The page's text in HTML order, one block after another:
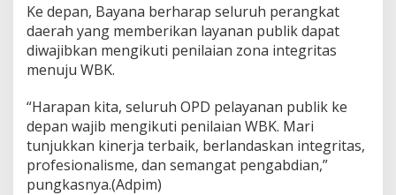
Ke depan, Bayana berharap seluruh perangkat
daerah yang memberikan layanan publik dapat
diwajibkan mengikuti penilaian zona integritas
menuju WBK.
“Harapan kita, seluruh OPD pelayanan publik ke
depan wajib mengikuti penilaian WBK. Mari
tunjukkan kinerja terbaik, berlandaskan integritas,
profesionalisme, dan semangat pengabdian,”
pungkasnya.(Adpim)